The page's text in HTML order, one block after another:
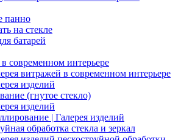
панно
на стекле
батарей
современном интерьере
витражей в современном интерьере
изделий
(гнутое стекло)
изделий
| Галерея изделий
обработка стекла и зеркал